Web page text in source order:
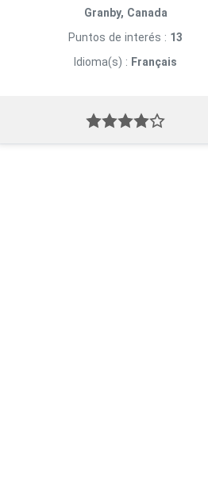
Granby, Canada
Puntos de interés : 13
Idioma(s) : Français